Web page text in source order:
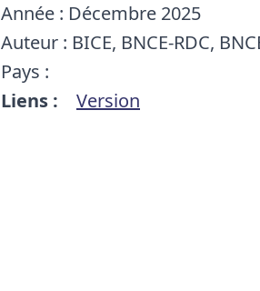
Année : Décembre 2025
Auteur : BICE, BNCE-RDC,
Pays :
Liens :
Version